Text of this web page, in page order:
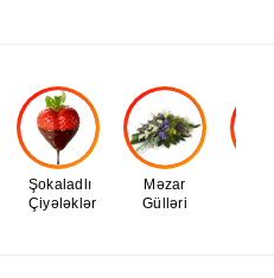
Şokaladlı
Çiyələklər
Məzar
Gülləri